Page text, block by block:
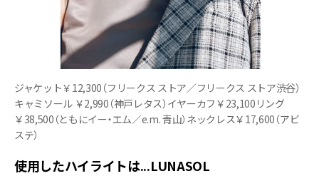
ジャケット￥12,300（フリークス ストア／フリークス ストア渋谷）
キャミソール ￥2,990（神戸レタス）イヤーカフ￥23,100リング
￥38,500（ともにイー・エム／e.m. 青山）ネックレス￥17,600（アビ
ステ）
使用したハイライトは...LUNASOL